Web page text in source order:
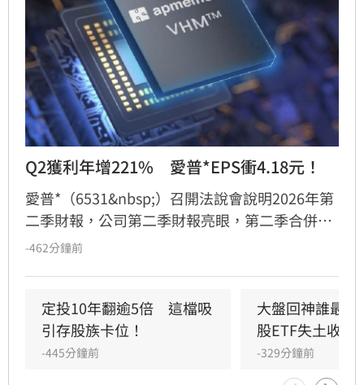
Q2獲利年增221%　愛普*EPS衝4.18元！
愛普*（6531&nbsp;）召開法說會說明2026年第
二季財報，公司第二季財報亮眼，第二季合併營
收為新台幣（以下同）23.63億元，年增78%；
利益率為31%；稅後淨利為6.67億元，年增
221%；歸屬於母公司業主之淨利為6.81億元，
每股盈餘為4.18元，較去年同期因外匯兌換損失
造成每股虧損3.37元轉盈，獲利表現顯著提升。
-462分鐘前
定投10年翻逾5倍　這檔吸
引存股族卡位！
-445分鐘前
大盤回神誰最
股ETF失土收復
-329分鐘前